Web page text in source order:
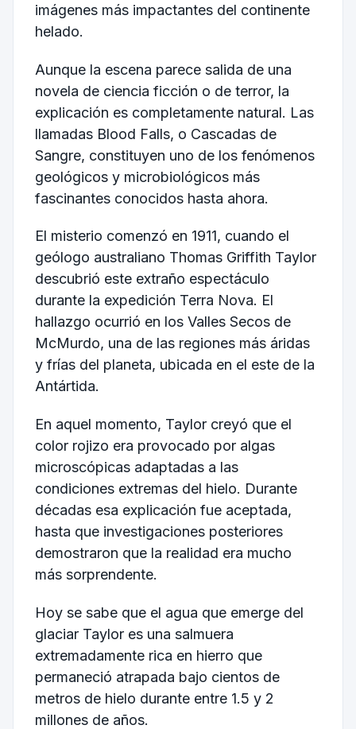
imágenes más impactantes del continente
helado.
Aunque la escena parece salida de una
novela de ciencia ficción o de terror, la
explicación es completamente natural. Las
llamadas Blood Falls, o Cascadas de
Sangre, constituyen uno de los fenómenos
geológicos y microbiológicos más
fascinantes conocidos hasta ahora.
El misterio comenzó en 1911, cuando el
geólogo australiano Thomas Griffith Taylor
descubrió este extraño espectáculo
durante la expedición Terra Nova. El
hallazgo ocurrió en los Valles Secos de
McMurdo, una de las regiones más áridas
y frías del planeta, ubicada en el este de la
Antártida.
En aquel momento, Taylor creyó que el
color rojizo era provocado por algas
microscópicas adaptadas a las
condiciones extremas del hielo. Durante
décadas esa explicación fue aceptada,
hasta que investigaciones posteriores
demostraron que la realidad era mucho
más sorprendente.
Hoy se sabe que el agua que emerge del
glaciar Taylor es una salmuera
extremadamente rica en hierro que
permaneció atrapada bajo cientos de
metros de hielo durante entre 1.5 y 2
millones de años.